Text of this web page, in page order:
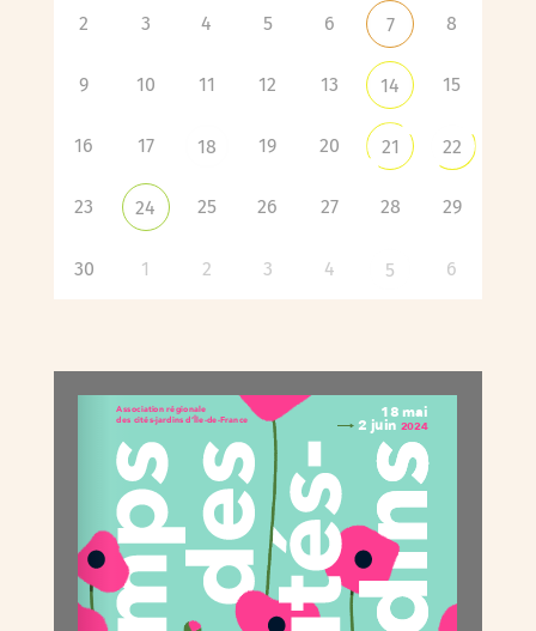
2 3 4 5 6 7 8
9 10 11 12 13 14 15
16 17 18 19 20 21 22
23 24 25 26 27 28 29
30 1 2 3 4 5 6